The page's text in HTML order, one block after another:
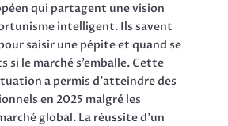
qui partagent une vision
intelligent. Ils savent
saisir une pépite et quand se
si le marché s’emballe. Cette
a permis d’atteindre des
en 2025 malgré les
global. La réussite d’un